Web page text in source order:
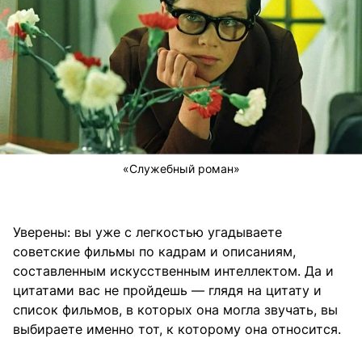
«Служебный роман»
Уверены: вы уже с легкостью угадываете
советские фильмы по кадрам и описаниям,
составленным искусственным интеллектом. Да и
цитатами вас не пройдешь — глядя на цитату и
список фильмов, в которых она могла звучать, вы
выбираете именно тот, к которому она относится.